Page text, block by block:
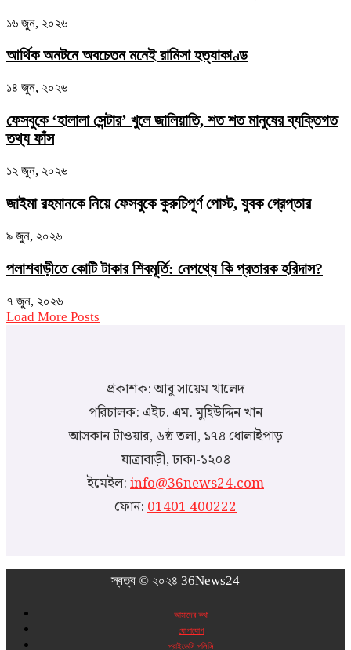
১৬ জুন, ২০২৬
আর্থিক অনটনে অবচেতন মনেই রামিসা হত্যাকাণ্ড
১৪ জুন, ২০২৬
ফেসবুকে ‘হালালা সেন্টার’ খুলে জালিয়াতি, শত শত মানুষের ব্যক্তিগত
তথ্য ফাঁস
১২ জুন, ২০২৬
জাইমা রহমানকে নিয়ে ফেসবুকে কুরুচিপূর্ণ পোস্ট, যুবক গ্রেপ্তার
৯ জুন, ২০২৬
পলাশবাড়ীতে কোটি টাকার শিবমূর্তি: নেপথ্যে কি প্রতারক হরিদাস?
৭ জুন, ২০২৬
Load More Posts
প্রকাশক: আবু সায়েম খালেদ
পরিচালক: এইচ. এম. মুহিউদ্দিন খান
আসকান টাওয়ার, ৬ষ্ঠ তলা, ১৭৪ ধোলাইপাড়
যাত্রাবাড়ী, ঢাকা-১২০৪
ইমেইল:info@36news24.com
ফোন:01401 400222
স্বত্ব © ২০২৪ 36News24
আমাদের কথা
যোগাযোগ
প্রাইভেসি পলিসি